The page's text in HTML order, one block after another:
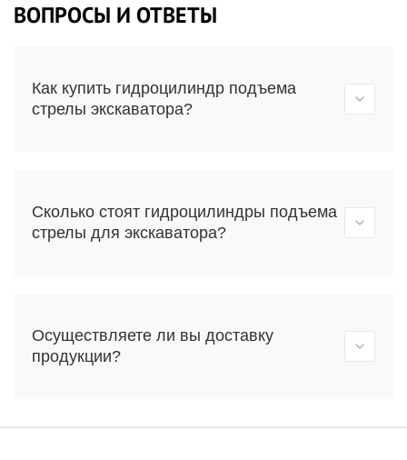
ВОПРОСЫ И ОТВЕТЫ
Как купить гидроцилиндр подъема
стрелы экскаватора?
Сколько стоят гидроцилиндры подъема
стрелы для экскаватора?
Осуществляете ли вы доставку
продукции?